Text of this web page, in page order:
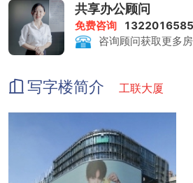
注册公司要求：工位总数大于2个，租期大
网络配置、会议室
会议室：160/320元/小时
共享办公顾问
免费咨询
咨询顾问获取更多
写字楼简介 工联大厦